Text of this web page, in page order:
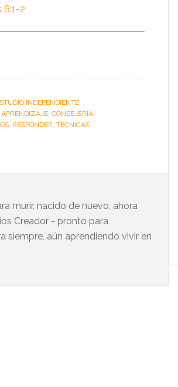
6:1-2
INDEPENDIENTE
APRENDIZAJE, CONSEJERÍA,
, RESPONDER, TECNICAS
murir, nacido de nuevo, ahora
Creador - pronto para
siempre, aún aprendiendo vivir en